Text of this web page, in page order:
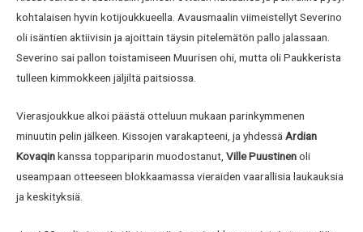
kohtalaisen hyvin kotijoukkueella. Avausmaalin viimeistellyt Severino
oli isäntien aktiivisin ja ajoittain täysin pitelemätön pallo jalassaan.
Severino sai pallon toistamiseen Muurisen ohi, mutta oli Paukkerista
tulleen kimmokkeen jäljiltä paitsiossa.
Vierasjoukkue alkoi päästä otteluun mukaan parinkymmenen
minuutin pelin jälkeen. Kissojen varakapteeni, ja yhdessä Ardian
Kovaqinkanssa toppariparin muodostanut, Ville Puustinenoli
useampaan otteeseen blokkaamassa vieraiden vaarallisia laukauksia
ja keskityksiä.